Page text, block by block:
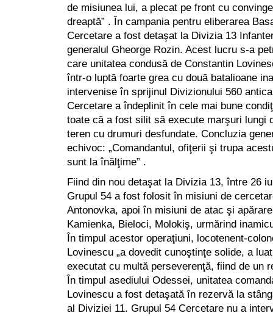
de misiunea lui, a plecat pe front cu
dreaptă” . În campania pentru eliberarea
Cercetare a fost detaşat la Divizia 13
generalul Gheorge Rozin. Acest lucru s-a
care unitatea condusă de Constantin
într-o luptă foarte grea cu două batalioane
intervenise în sprijinul Divizionului 560
Cercetare a îndeplinit în cele mai bune
toate că a fost silit să execute marşuri lungi
teren cu drumuri desfundate. Concluzia
echivoc: „Comandantul, ofiţerii şi trupa
sunt la înălţime” .
Fiind din nou detaşat la Divizia 13, între 26
Grupul 54 a fost folosit în misiuni de
Antonovka, apoi în misiuni de atac şi
Kamienka, Bieloci, Molokiş, urmărind
În timpul acestor operaţiuni, locotenent-
Lovinescu „a dovedit cunoştinţe solide, a
executat cu multă perseverenţă, fiind de un
În timpul asediului Odessei, unitatea
Lovinescu a fost detaşată în rezervă la
al Diviziei 11. Grupul 54 Cercetare nu a